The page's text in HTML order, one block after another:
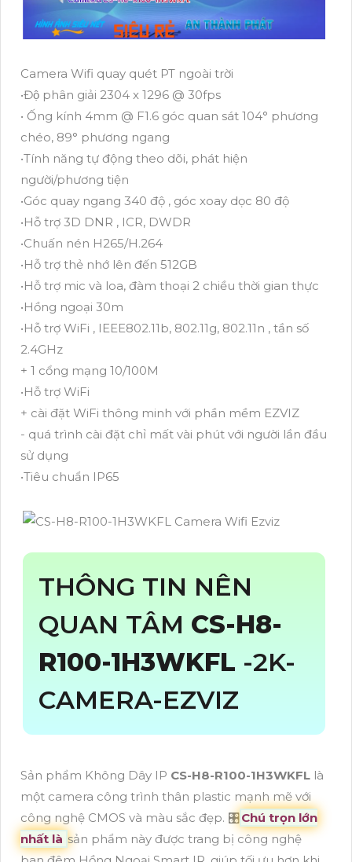
Camera Wifi quay quét PT ngoài trời
•Độ phân giải 2304 x 1296 @ 30fps
• Ống kính 4mm @ F1.6 góc quan sát 104° phương
chéo, 89° phương ngang
•Tính năng tự động theo dõi, phát hiện
người/phương tiện
•Góc quay ngang 340 độ , góc xoay dọc 80 độ
•Hỗ trợ 3D DNR , ICR, DWDR
•Chuấn nén H265/H.264
•Hỗ trợ thẻ nhớ lên đến 512GB
•Hỗ trợ mic và loa, đàm thoại 2 chiều thời gian thực
•Hồng ngoại 30m
•Hỗ trợ WiFi , IEEE802.11b, 802.11g, 802.11n , tần số
2.4GHz
+ 1 cổng mạng 10/100M
•Hỗ trợ WiFi
+ cài đặt WiFi thông minh với phần mềm EZVIZ
- quá trình cài đặt chỉ mất vài phút với người lần đầu
sử dụng
•Tiêu chuẩn IP65
THÔNG TIN NÊN
QUAN TÂM CS-H8-
R100-1H3WKFL -2K-
CAMERA-EZVIZ
Sản phẩm Không Dây IP CS-H8-R100-1H3WKFL là
một camera công trình thân plastic mạnh mẽ với
công nghệ CMOS và màu sắc đẹp. 🎛Chú trọn lớn
nhất là sản phẩm này được trang bị công nghệ